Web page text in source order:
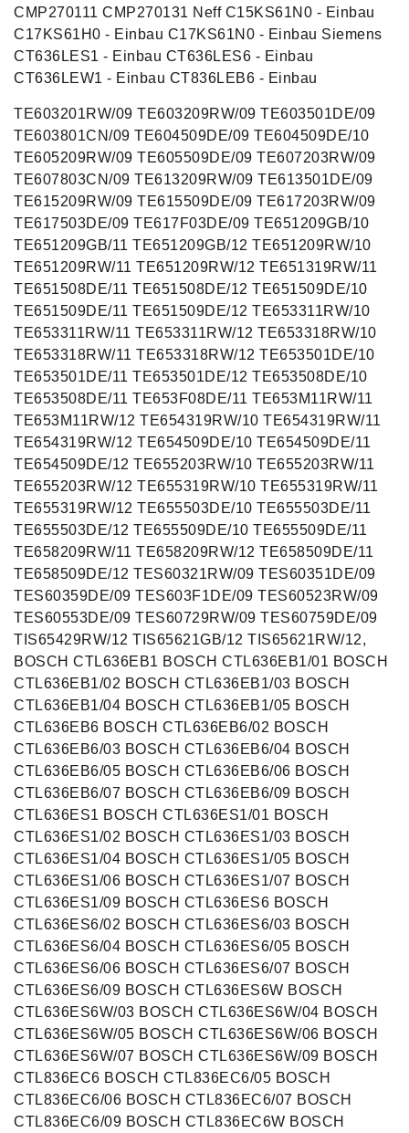
CMP270111 CMP270131 Neff C15KS61N0 - Einbau
C17KS61H0 - Einbau C17KS61N0 - Einbau Siemens
CT636LES1 - Einbau CT636LES6 - Einbau
CT636LEW1 - Einbau CT836LEB6 - Einbau
TE603201RW/09 TE603209RW/09 TE603501DE/09
TE603801CN/09 TE604509DE/09 TE604509DE/10
TE605209RW/09 TE605509DE/09 TE607203RW/09
TE607803CN/09 TE613209RW/09 TE613501DE/09
TE615209RW/09 TE615509DE/09 TE617203RW/09
TE617503DE/09 TE617F03DE/09 TE651209GB/10
TE651209GB/11 TE651209GB/12 TE651209RW/10
TE651209RW/11 TE651209RW/12 TE651319RW/11
TE651508DE/11 TE651508DE/12 TE651509DE/10
TE651509DE/11 TE651509DE/12 TE653311RW/10
TE653311RW/11 TE653311RW/12 TE653318RW/10
TE653318RW/11 TE653318RW/12 TE653501DE/10
TE653501DE/11 TE653501DE/12 TE653508DE/10
TE653508DE/11 TE653F08DE/11 TE653M11RW/11
TE653M11RW/12 TE654319RW/10 TE654319RW/11
TE654319RW/12 TE654509DE/10 TE654509DE/11
TE654509DE/12 TE655203RW/10 TE655203RW/11
TE655203RW/12 TE655319RW/10 TE655319RW/11
TE655319RW/12 TE655503DE/10 TE655503DE/11
TE655503DE/12 TE655509DE/10 TE655509DE/11
TE658209RW/11 TE658209RW/12 TE658509DE/11
TE658509DE/12 TES60321RW/09 TES60351DE/09
TES60359DE/09 TES603F1DE/09 TES60523RW/09
TES60553DE/09 TES60729RW/09 TES60759DE/09
TIS65429RW/12 TIS65621GB/12 TIS65621RW/12,
BOSCH CTL636EB1 BOSCH CTL636EB1/01 BOSCH
CTL636EB1/02 BOSCH CTL636EB1/03 BOSCH
CTL636EB1/04 BOSCH CTL636EB1/05 BOSCH
CTL636EB6 BOSCH CTL636EB6/02 BOSCH
CTL636EB6/03 BOSCH CTL636EB6/04 BOSCH
CTL636EB6/05 BOSCH CTL636EB6/06 BOSCH
CTL636EB6/07 BOSCH CTL636EB6/09 BOSCH
CTL636ES1 BOSCH CTL636ES1/01 BOSCH
CTL636ES1/02 BOSCH CTL636ES1/03 BOSCH
CTL636ES1/04 BOSCH CTL636ES1/05 BOSCH
CTL636ES1/06 BOSCH CTL636ES1/07 BOSCH
CTL636ES1/09 BOSCH CTL636ES6 BOSCH
CTL636ES6/02 BOSCH CTL636ES6/03 BOSCH
CTL636ES6/04 BOSCH CTL636ES6/05 BOSCH
CTL636ES6/06 BOSCH CTL636ES6/07 BOSCH
CTL636ES6/09 BOSCH CTL636ES6W BOSCH
CTL636ES6W/03 BOSCH CTL636ES6W/04 BOSCH
CTL636ES6W/05 BOSCH CTL636ES6W/06 BOSCH
CTL636ES6W/07 BOSCH CTL636ES6W/09 BOSCH
CTL836EC6 BOSCH CTL836EC6/05 BOSCH
CTL836EC6/06 BOSCH CTL836EC6/07 BOSCH
CTL836EC6/09 BOSCH CTL836EC6W BOSCH